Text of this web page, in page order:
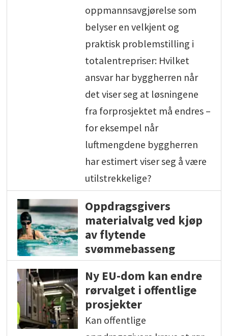
oppmannsavgjørelse som
belyser en velkjent og
praktisk problemstilling i
totalentrepriser: Hvilket
ansvar har byggherren når
det viser seg at løsningene
fra forprosjektet må endres –
for eksempel når
luftmengdene byggherren
har estimert viser seg å være
utilstrekkelige?
Oppdragsgivers
materialvalg ved kjøp
av flytende
svømmebasseng
Ny EU-dom kan endre
rørvalget i offentlige
prosjekter
Kan offentlige